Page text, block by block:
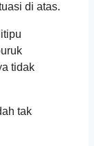
di atas.
tidak
tak